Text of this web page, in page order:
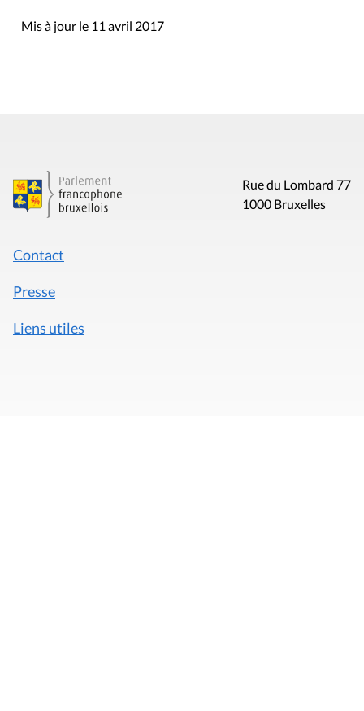
Mis à jour le 11 avril 2017
Rue du Lombard 77
1000 Bruxelles
Contact
Presse
Liens utiles